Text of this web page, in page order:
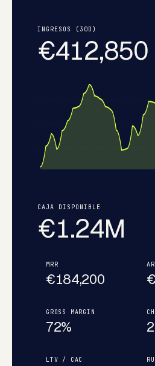
INGRESOS (30D)
€412,850
CAJA DISPONIBLE
€1.24M
MRR
€184,200
GROSS MARGIN
72%
LTV / CAC